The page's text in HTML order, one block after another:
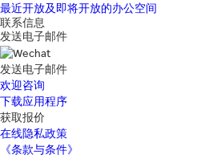
最近开放及即将开放的办公空间
联系信息
发送电子邮件
发送电子邮件
欢迎咨询
下载应用程序
获取报价
在线隐私政策
《条款与条件》